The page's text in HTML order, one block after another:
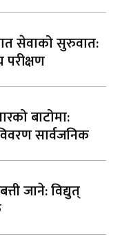
सेवाको सुरुवात:
बाटोमा:
सार्वजनिक
जाने: विद्युत्